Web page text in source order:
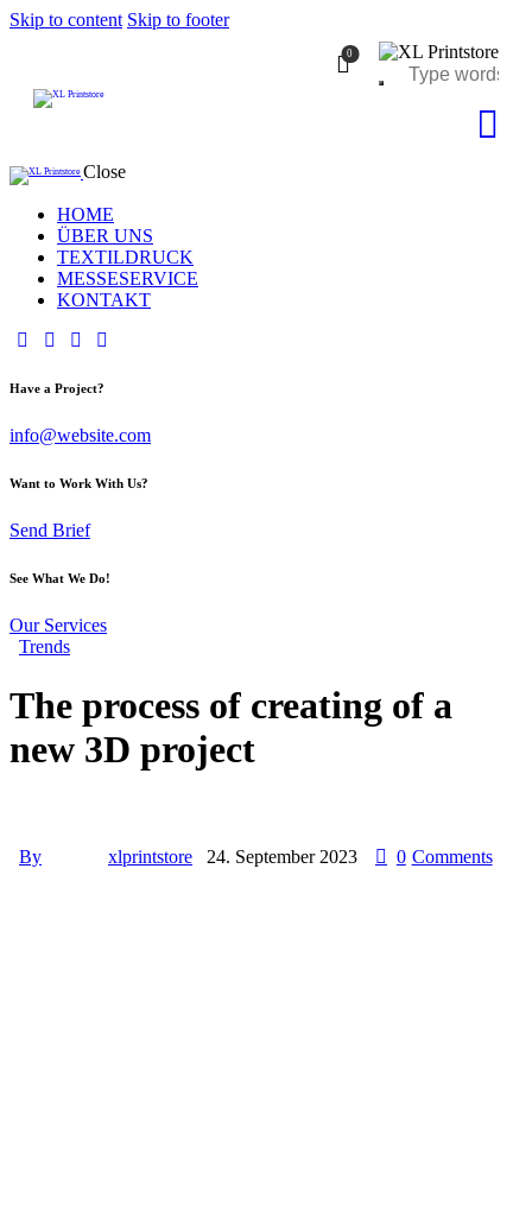
Skip to content Skip to footer
0
Close
HOME
ÜBER UNS
TEXTILDRUCK
MESSESERVICE
KONTAKT
Have a Project?
info@website.com
Want to Work With Us?
Send Brief
See What We Do!
Our Services
Trends
The process of creating of a
new 3D project
By xlprintstore 24. September 2023 0 Comments